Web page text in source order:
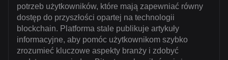
potrzeb użytkowników, które mają zapewniać równy
dostęp do przyszłości opartej na technologii
blockchain. Platforma stale publikuje artykuły
informacyjne, aby pomóc użytkownikom szybko
zrozumieć kluczowe aspekty branży i zdobyć